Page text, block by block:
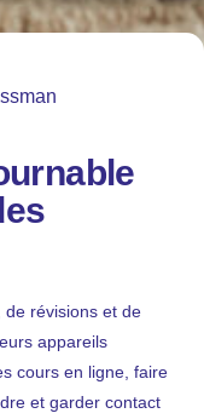
de révisions et de
appareils
cours en ligne, faire
et garder contact